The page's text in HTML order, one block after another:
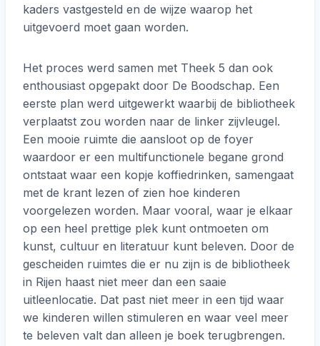
kaders vastgesteld en de wijze waarop het
uitgevoerd moet gaan worden.
Het proces werd samen met Theek 5 dan ook
enthousiast opgepakt door De Boodschap. Een
eerste plan werd uitgewerkt waarbij de bibliotheek
verplaatst zou worden naar de linker zijvleugel.
Een mooie ruimte die aansloot op de foyer
waardoor er een multifunctionele begane grond
ontstaat waar een kopje koffiedrinken, samengaat
met de krant lezen of zien hoe kinderen
voorgelezen worden. Maar vooral, waar je elkaar
op een heel prettige plek kunt ontmoeten om
kunst, cultuur en literatuur kunt beleven. Door de
gescheiden ruimtes die er nu zijn is de bibliotheek
in Rijen haast niet meer dan een saaie
uitleenlocatie. Dat past niet meer in een tijd waar
we kinderen willen stimuleren en waar veel meer
te beleven valt dan alleen je boek terugbrengen.